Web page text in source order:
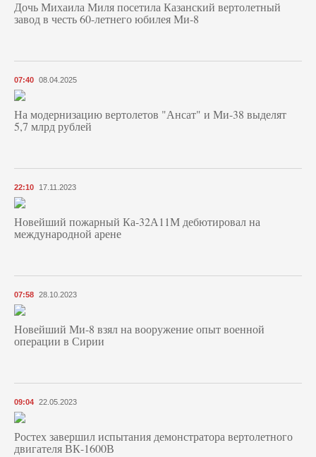
Дочь Михаила Миля посетила Казанский вертолетный
завод в честь 60-летнего юбилея Ми-8
07:40 08.04.2025
На модернизацию вертолетов "Ансат" и Ми-38 выделят
5,7 млрд рублей
22:10 17.11.2023
Новейший пожарный Ка-32А11М дебютировал на
международной арене
07:58 28.10.2023
Новейший Ми-8 взял на вооружение опыт военной
операции в Сирии
09:04 22.05.2023
Ростех завершил испытания демонстратора вертолетного
двигателя ВК-1600В